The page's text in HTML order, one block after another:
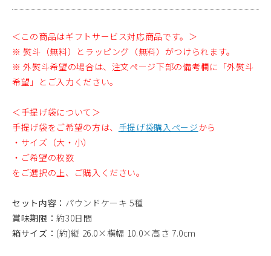
＜この商品はギフトサービス対応商品です。＞
※ 熨斗（無料）とラッピング（無料）がつけられます。
※ 外熨斗希望の場合は、注文ページ下部の備考欄に「外熨斗
希望」とご入力ください。
＜手提げ袋について＞
手提げ袋をご希望の方は、 手提げ袋購入ページから
・サイズ（大・小）
・ご希望の枚数
をご選択の上、ご購入ください。
セット内容： パウンドケーキ 5種
賞味期限：約30日間
箱サイズ： (約)縦 26.0×横幅 10.0×高さ 7.0cm